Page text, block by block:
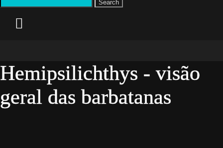
Search
Hemipsilichthys - visão
geral das barbatanas